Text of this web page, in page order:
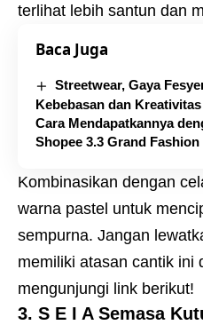
terlihat lebih santun dan
Baca Juga
Streetwear, Gaya
Kebebasan dan
Cara Mendapatkannya
Shopee 3.3 Grand Fashion
Kombinasikan dengan
warna pastel untuk
sempurna. Jangan
memiliki atasan cantik ini
mengunjungi link berikut!
3. S E I A Semasa